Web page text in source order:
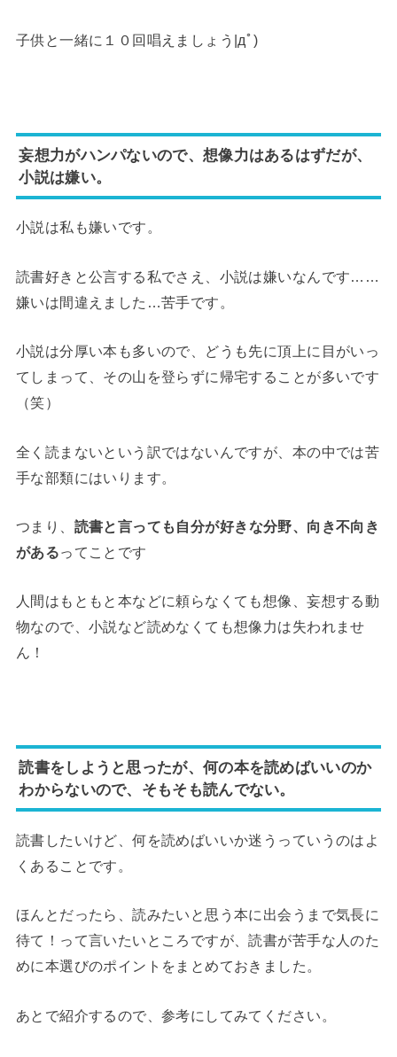
子供と一緒に１０回唱えましょう|дﾟ)
妄想力がハンパないので、想像力はあるはずだが、
小説は嫌い。
小説は私も嫌いです。
読書好きと公言する私でさえ、小説は嫌いなんです……
嫌いは間違えました…苦手です。
小説は分厚い本も多いので、どうも先に頂上に目がいっ
てしまって、その山を登らずに帰宅することが多いです
（笑）
全く読まないという訳ではないんですが、本の中では苦
手な部類にはいります。
つまり、 読書と言っても自分が好きな分野、向き不向き
があるってことです
人間はもともと本などに頼らなくても想像、妄想する動
物なので、小説など読めなくても想像力は失われませ
ん！
読書をしようと思ったが、何の本を読めばいいのか
わからないので、そもそも読んでない。
読書したいけど、何を読めばいいか迷うっていうのはよ
くあることです。
ほんとだったら、読みたいと思う本に出会うまで気長に
待て！って言いたいところですが、読書が苦手な人のた
めに本選びのポイントをまとめておきました。
あとで紹介するので、参考にしてみてください。